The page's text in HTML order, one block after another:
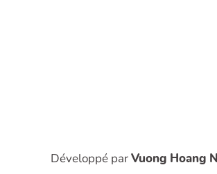
Développé parVuong Hoang